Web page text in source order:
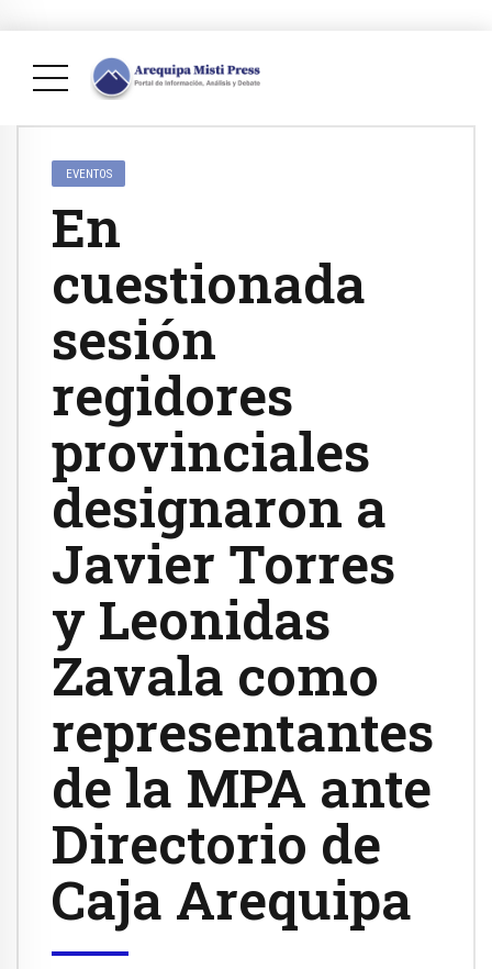
EVENTOS
En
cuestionada
sesión
regidores
provinciales
designaron a
Javier Torres
y Leonidas
Zavala como
representantes
de la MPA ante
Directorio de
Caja Arequipa